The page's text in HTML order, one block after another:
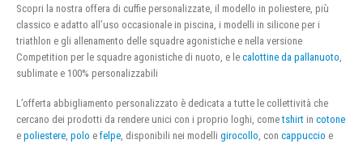
Scopri la nostra offera di cuffie personalizzate, il modello in poliestere, più
classico e adatto all’uso occasionale in piscina, i modelli in silicone per i
triathlon e gli allenamento delle squadre agonistiche e nella versione
Competition per le squadre agonistiche di nuoto, e le calottine da pallanuoto
sublimate e 100% personalizzabili
L’offerta abbigliamento personalizzato è dedicata a tutte le collettività che
cercano dei prodotti da rendere unici con i proprio loghi, cometshirt in cotone
e poliestere polo e felpe , disponibili nei modelli girocollo , con cappuccio e